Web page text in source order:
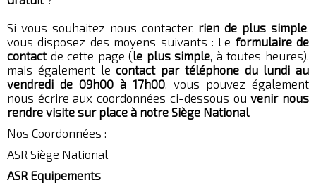
Si vous souhaitez nous contacter, rien de plus simple,
vous disposez des moyens suivants : Le formulaire de
contactde cette page (le plus simple, à toutes heures),
mais également lecontact par téléphone du lundi au
vendredi de 09h00 à 17h00, vous pouvez également
nous écrire aux coordonnées ci-dessous ouvenir nous
rendre visite sur place à notre Siège National.
Nos Coordonnées :
ASR Siège National
ASR Equipements